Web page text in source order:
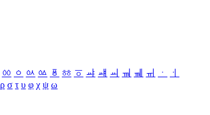
ㆀ ㆁ ㆂ ㆃ ㆄ ㆅ ㆆ ㆇ ㆈ ㆉ ㆊ ㆋ ㆌ ㆍ
ㆎ
ρ σ τ υ φ χ ψ ω